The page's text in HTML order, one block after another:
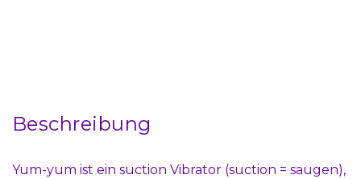
Beschreibung
Yum-yum ist ein suction Vibrator (suction = saugen),